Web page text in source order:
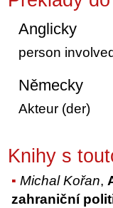
Anglicky
person
Německy
Akteur (der)
Knihy s
Michal Kořan,
zahraniční